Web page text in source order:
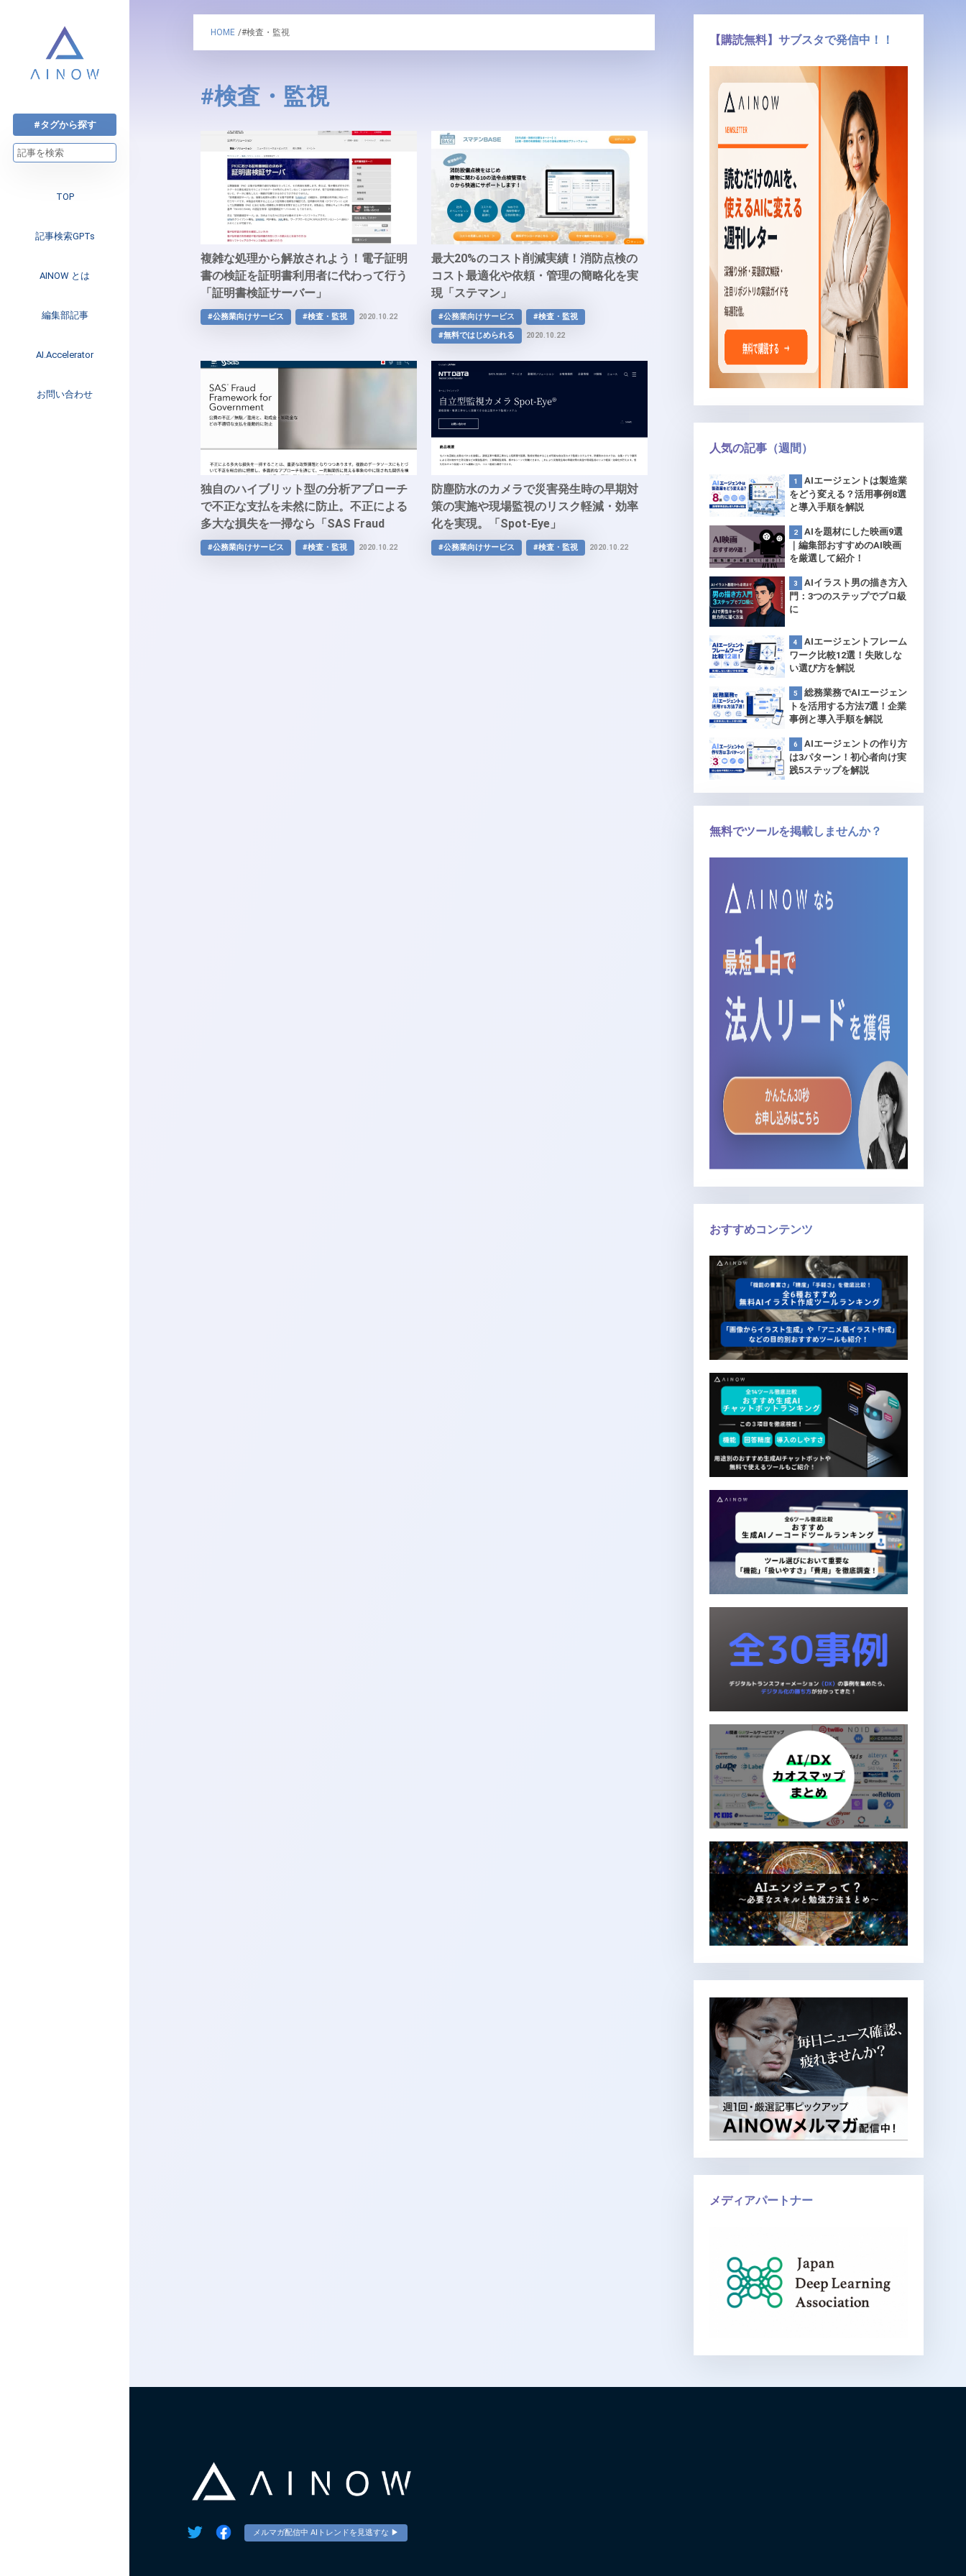
#タグから探す
TOP
記事検索GPTs
AINOW とは
編集部記事
注目のニュース
インタビュー
Web3
AI.Accelerator
AI.Accelerator記事
お問い合わせ
HOME /#検査・監視
#検査・監視
複雑な処理から解放されよう！電子証明
書の検証を証明書利用者に代わって行う
「証明書検証サーバー」
#公務業向けサービス #検査・監視 2020.10.22
最大20%のコスト削減実績！消防点検の
コスト最適化や依頼・管理の簡略化を実
現「ステマン」
#公務業向けサービス
#検査・監視
#無料ではじめられる
2020.10.22
独自のハイブリット型の分析アプローチ
で不正な支払を未然に防止。不正による
多大な損失を一掃なら「SAS Fraud
Framework for Gaverment」
#公務業向けサービス #検査・監視 2020.10.22
防塵防水のカメラで災害発生時の早期対
策の実施や現場監視のリスク軽減・効率
化を実現。「Spot-Eye」
#公務業向けサービス #検査・監視 2020.10.22
【購読無料】サブスタで発信中！！
人気の記事（週間）
AIエージェントは製造業
をどう変える？活用事例8選
と導入手順を解説
AIを題材にした映画9選
｜編集部おすすめのAI映画
を厳選して紹介！
AIイラスト男の描き方入
門：3つのステップでプロ級
に
AIエージェントフレーム
ワーク比較12選！失敗しな
い選び方を解説
総務業務でAIエージェン
トを活用する方法7選！企業
事例と導入手順を解説
AIエージェントの作り方
は3パターン！初心者向け実
践5ステップを解説
無料でツールを掲載しませんか？
おすすめコンテンツ
メディアパートナー
メルマガ配信中 AIトレンドを見逃すな ▶︎